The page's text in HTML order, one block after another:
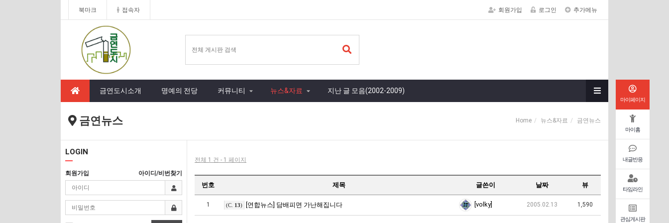
북마크 접속자 회원가입 로그인 추가메뉴
금연도시소개 명예의 전당 커뮤니티 뉴스&자료 지난 글 모음(2002-2009)
금연뉴스 Home 뉴스&자료 금연뉴스
마이페이지
마이홈
내글반응
타임라인
관심게시판
LOGIN
회원가입 아이디/비번찾기
전체 1 건 - 1 페이지
번호 제목 글쓴이 날짜 뷰
1 (C. 13) [연합뉴스] 담배피면 가난해집니다 [volky] 2005.02.13 1,590